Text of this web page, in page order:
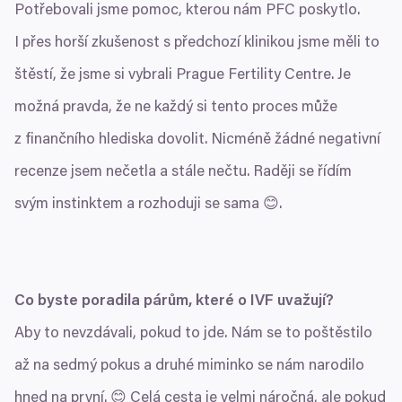
Potřebovali jsme pomoc, kterou nám PFC poskytlo.
I přes horší zkušenost s předchozí klinikou jsme měli to
štěstí, že jsme si vybrali Prague Fertility Centre. Je
možná pravda, že ne každý si tento proces může
z finančního hlediska dovolit. Nicméně žádné negativní
recenze jsem nečetla a stále nečtu. Raději se řídím
svým instinktem a rozhoduji se sama 😊.
Co byste poradila párům, které o IVF uvažují?
Aby to nevzdávali, pokud to jde. Nám se to poštěstilo
až na sedmý pokus a druhé miminko se nám narodilo
hned na první. 😊 Celá cesta je velmi náročná, ale pokud